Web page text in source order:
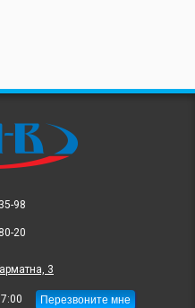
98
20
3
Перезвоните мне